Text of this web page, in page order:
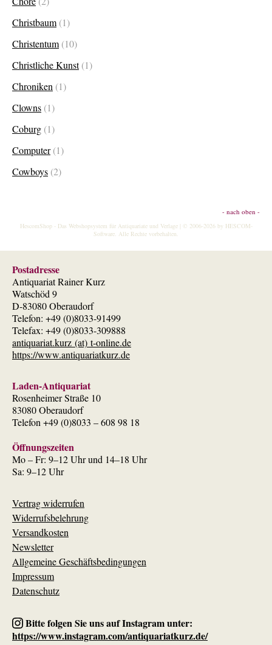
Christbaum (1)
Christentum (10)
Christliche Kunst (1)
Chroniken (1)
Clowns (1)
Coburg (1)
Computer (1)
Cowboys (2)
- nach oben -
HescomShop- Das Webshopsystem für Antiquariate und Verlage | © 2006-2026 by HESCOM-
Software. Alle Rechte vorbehalten.
Postadresse
Antiquariat Rainer Kurz
Watschöd 9
D-83080 Oberaudorf
Telefon: +49 (0)8033-91499
Telefax: +49 (0)8033-309888
antiquariat.kurz (at) t-online.de
https://www.antiquariatkurz.de
Laden-Antiquariat
Rosenheimer Straße 10
83080 Oberaudorf
Telefon +49 (0)8033 – 608 98 18
Öffnungszeiten
Mo – Fr: 9–12 Uhr und 14–18 Uhr
Sa: 9–12 Uhr
Vertrag widerrufen
Widerrufsbelehrung
Versandkosten
Newsletter
Allgemeine Geschäftsbedingungen
Impressum
Datenschutz
Bitte folgen Sie uns auf Instagram unter:
https://www.instagram.com/antiquariatkurz.de/